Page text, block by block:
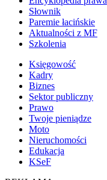
Słownik
Paremie łacińskie
Aktualności z MF
Szkolenia
Księgowość
Kadry
Biznes
Sektor publiczny
Prawo
Twoje pieniądze
Moto
Nieruchomości
Edukacja
KSeF